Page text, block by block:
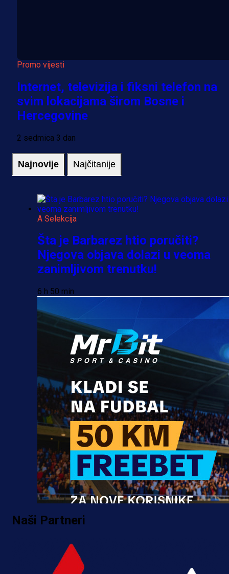
Promo vijesti
Internet, televizija i fiksni telefon na
svim lokacijama širom Bosne i
Hercegovine
2 sedmica 3 dan
Najnovije Najčitanije
A Selekcija
Šta je Barbarez htio poručiti?
Njegova objava dolazi u veoma
zanimljivom trenutku!
6 h 50 min
Promo vijesti
Naši Partneri